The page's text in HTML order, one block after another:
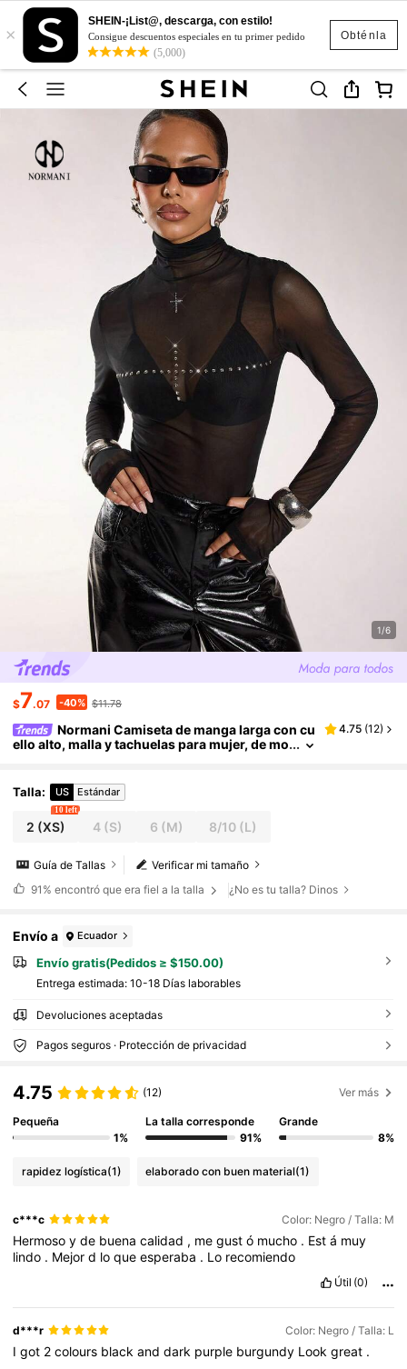
Obténla
×
SHEIN-¡List@, descarga, con estilo!
Consigue descuentos especiales en tu primer pedido
(5,000)
1/6
$7.07 -40% $11.78
Normani Camiseta de manga larga con cu
ello alto, malla y tachuelas para mujer, de mo
4.75 (12)
Talla: US Estándar
2 (XS)
10 left
4(S) 6 (M) 8/10 (L)
Verificar mi tamaño
Guía de Tallas
91% encontró que era fiel a la talla ¿No es tu talla? Dinos
Envío a Ecuador
Envío gratis(Pedidos ≥ $150.00)
Entrega estimada: 10-18 Días laborables
Devoluciones aceptadas
Pagos seguros · Protección de privacidad
4.75 (12) Ver más
Pequeña
1%
La talla corresponde
91%
Grande
8%
rapidez logística(1) elaborado con buen material(1)
c***c Color: Negro / Talla: M
Hermosoyde buenacalidad , megustó mucho . Está muy
lindo . Mejord loqueesperaba . Lo recomiendo
Útil (0)
d***r Color: Negro / Talla: L
Igot 2colours blackanddark purple burgundy Lookgreat .